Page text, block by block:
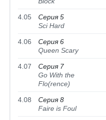
4.05
Серия 5
Sci Hard
4.06
Серия 6
Queen Scary
4.07
Серия 7
Go With the
Flo(rence)
4.08
Серия 8
Faire is Foul